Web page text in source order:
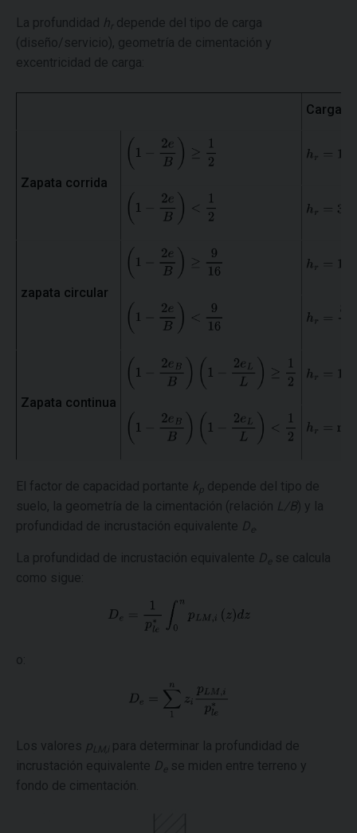
La profundidad hr depende del tipo de carga
(diseño/servicio), geometría de cimentación y
excentricidad de carga:
Carga
Zapata corrida
zapata circular
Zapata continua
El factor de capacidad portante kp depende del tipo de
suelo, la geometría de la cimentación (relación L/B) y la
profundidad de incrustación equivalente De
La profundidad de incrustación equivalente De
se calcula
como sigue:
o:
Los valores pLM,i para determinar la profundidad de
incrustación equivalente De
se miden entre terreno y
fondo de cimentación.